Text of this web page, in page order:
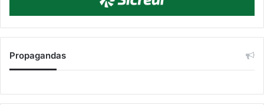
Propagandas